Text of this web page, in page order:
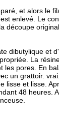
et alors le
enlevé. Le
découpe
dibutylique et
La
pores. En
un grattoir.
et lisse.
48 heures.